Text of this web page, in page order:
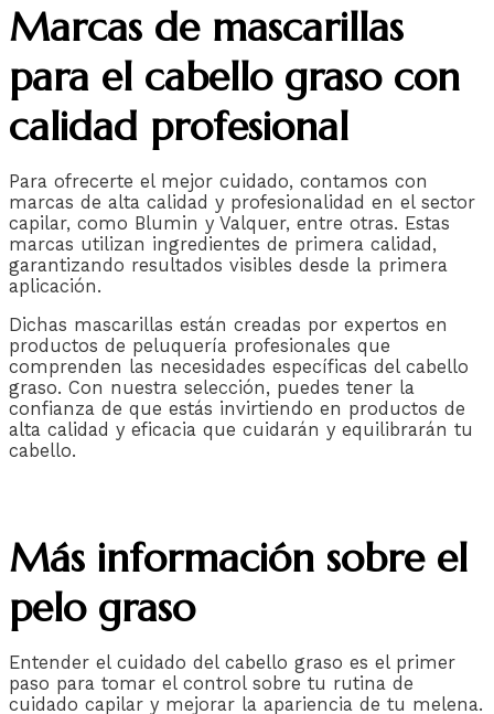
Marcas de mascarillas
para el cabello graso con
calidad profesional
Para ofrecerte el mejor cuidado, contamos con
marcas de alta calidad y profesionalidad en el sector
capilar, como Blumin y Valquer, entre otras. Estas
marcas utilizan ingredientes de primera calidad,
garantizando resultados visibles desde la primera
aplicación.
Dichas mascarillas están creadas por expertos en
productos de peluquería profesionales que
comprenden las necesidades específicas del cabello
graso. Con nuestra selección, puedes tener la
confianza de que estás invirtiendo en productos de
alta calidad y eficacia que cuidarán y equilibrarán tu
cabello.
Más información sobre el
pelo graso
Entender el cuidado del cabello graso es el primer
paso para tomar el control sobre tu rutina de
cuidado capilar y mejorar la apariencia de tu melena.